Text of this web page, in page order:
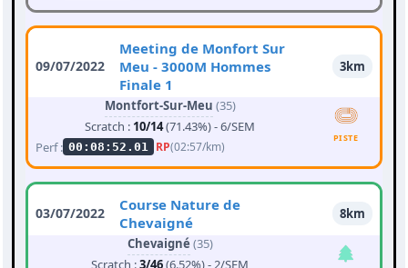
09/07/2022
Meeting de Monfort Sur
Meu - 3000M Hommes
Finale 1
3km
Montfort-Sur-Meu (35)
Scratch : 10/14(71.43%) - 6/SEM
Perf : 00:08:52.01 RP(02:57/km)
PISTE
03/07/2022
Course Nature de
Chevaigné
8km
Chevaigné (35)
Scratch :3/46(6.52%) - 2/SEM